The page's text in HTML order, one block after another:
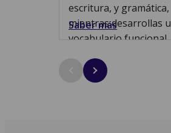
escritura, y gramática,
mientras desarrollas
vocabulario funcional.
Saber más